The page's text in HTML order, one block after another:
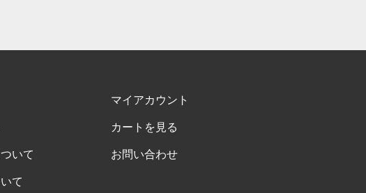
いて
て
マイアカウント
カートを見る
お問い合わせ